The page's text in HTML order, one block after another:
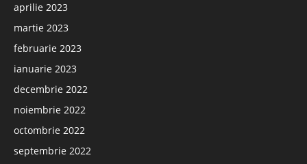
aprilie 2023
martie 2023
februarie 2023
ianuarie 2023
decembrie 2022
noiembrie 2022
octombrie 2022
septembrie 2022